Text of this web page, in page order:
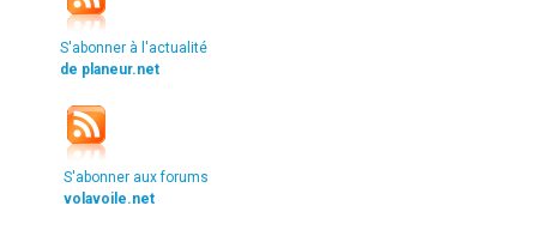
S'abonner à l'actualité
de planeur.net
S'abonner aux forums
volavoile.net